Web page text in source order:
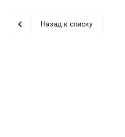
Назад к списку